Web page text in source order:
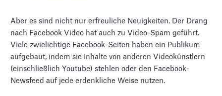
Aber es sind nicht nur erfreuliche Neuigkeiten. Der Drang
nach Facebook Video hat auch zu Video-Spam geführt.
Viele zwielichtige Facebook-Seiten haben ein Publikum
aufgebaut, indem sie Inhalte von anderen Videokünstlern
(einschließlich Youtube) stehlen oder den Facebook-
Newsfeed auf jede erdenkliche Weise nutzen.